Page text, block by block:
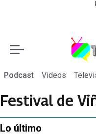
Podcast Videos
Festival de
Lo último